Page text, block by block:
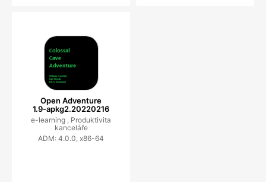
Open Adventure
1.9-apkg2.20220216
e-learning , Produktivita
kanceláře
ADM: 4.0.0, x86-64